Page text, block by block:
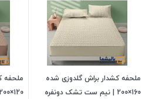
ملحفه کشدار براش گلدوزی شده
160×200 | نیم ست تشک دونفره
ملحفه
120×200 | نیم ست تشک یکنفره